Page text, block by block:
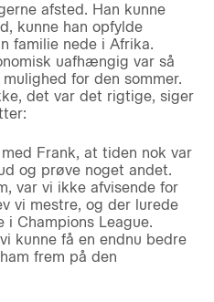
afsted. Han kunne
kunne han opfylde
familie nede i Afrika.
uafhængig var så
for den sommer.
det var det rigtige, siger
Frank, at tiden nok var
og prøve noget andet.
var vi ikke afvisende for
vi mestre, og der lurede
i Champions League.
kunne få en endnu bedre
frem på den